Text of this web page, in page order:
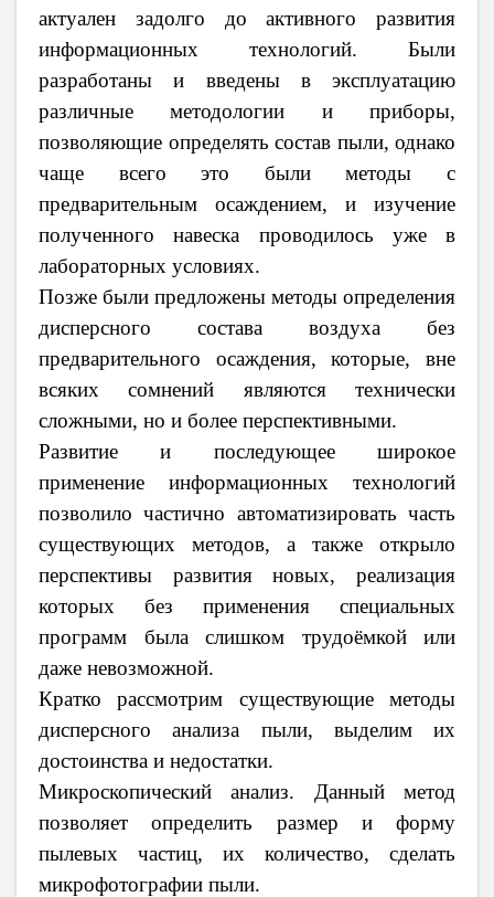
актуален задолго до активного развития
информационных технологий. Были
разработаны и введены в эксплуатацию
различные методологии и приборы,
позволяющие определять состав пыли, однако
чаще всего это были методы с
предварительным осаждением, и изучение
полученного навеска проводилось уже в
лабораторных условиях.
Позже были предложены методы определения
дисперсного состава воздуха без
предварительного осаждения, которые, вне
всяких сомнений являются технически
сложными, но и более перспективными.
Развитие и последующее широкое
применение информационных технологий
позволило частично автоматизировать часть
существующих методов, а также открыло
перспективы развития новых, реализация
которых без применения специальных
программ была слишком трудоёмкой или
даже невозможной.
Кратко рассмотрим существующие методы
дисперсного анализа пыли, выделим их
достоинства и недостатки.
Микроскопический анализ. Данный метод
позволяет определить размер и форму
пылевых частиц, их количество, сделать
микрофотографии пыли.